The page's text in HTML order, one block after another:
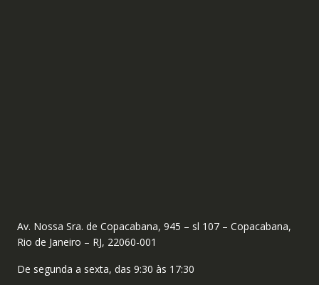
Av. Nossa Sra. de Copacabana, 945 – sl 107 – Copacabana,
Rio de Janeiro – RJ, 22060-001
De segunda a sexta, das 9:30 às 17:30